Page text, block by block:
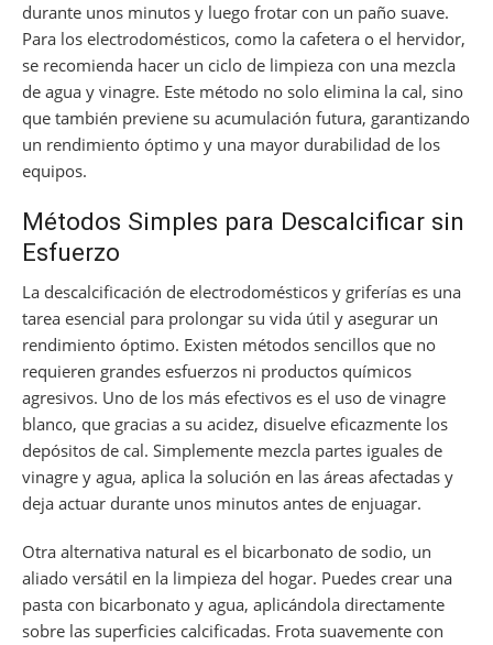
durante unos minutos y luego frotar con un paño suave.
Para los electrodomésticos, como la cafetera o el hervidor,
se recomienda hacer un ciclo de limpieza con una mezcla
de agua y vinagre. Este método no solo elimina la cal, sino
que también previene su acumulación futura, garantizando
un rendimiento óptimo y una mayor durabilidad de los
equipos.
Métodos Simples para Descalcificar sin
Esfuerzo
La descalcificación de electrodomésticos y griferías es una
tarea esencial para prolongar su vida útil y asegurar un
rendimiento óptimo. Existen métodos sencillos que no
requieren grandes esfuerzos ni productos químicos
agresivos. Uno de los más efectivos es el uso de vinagre
blanco, que gracias a su acidez, disuelve eficazmente los
depósitos de cal. Simplemente mezcla partes iguales de
vinagre y agua, aplica la solución en las áreas afectadas y
deja actuar durante unos minutos antes de enjuagar.
Otra alternativa natural es el bicarbonato de sodio, un
aliado versátil en la limpieza del hogar. Puedes crear una
pasta con bicarbonato y agua, aplicándola directamente
sobre las superficies calcificadas. Frota suavemente con